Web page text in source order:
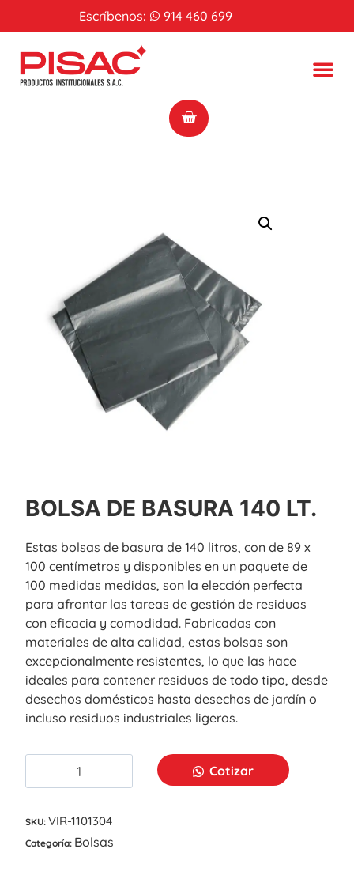
Escríbenos: 914 460 699
BOLSA DE BASURA 140 LT.
Estas bolsas de basura de 140 litros, con de 89 x
100 centímetros y disponibles en un paquete de
100 medidas medidas, son la elección perfecta
para afrontar las tareas de gestión de residuos
con eficacia y comodidad. Fabricadas con
materiales de alta calidad, estas bolsas son
excepcionalmente resistentes, lo que las hace
ideales para contener residuos de todo tipo, desde
desechos domésticos hasta desechos de jardín o
incluso residuos industriales ligeros.
Cotizar
SKU: VIR-1101304
Categoría: Bolsas